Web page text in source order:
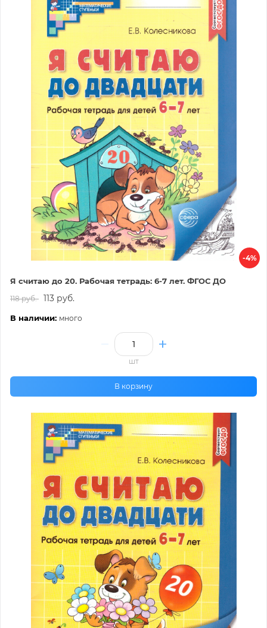
-4%
Я считаю до 20. Рабочая тетрадь: 6-7 лет. ФГОС ДО
118 руб. 113 руб.
В наличии: много
шт
В корзину